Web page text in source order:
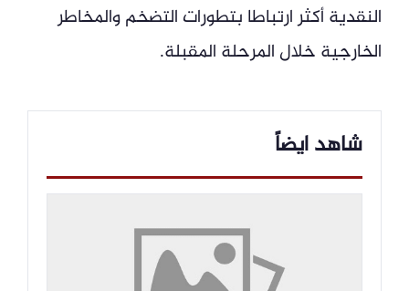
النقدية أكثر ارتباطا بتطورات التضخم والمخاطر
الخارجية خلال المرحلة المقبلة.
شاهد ايضاً